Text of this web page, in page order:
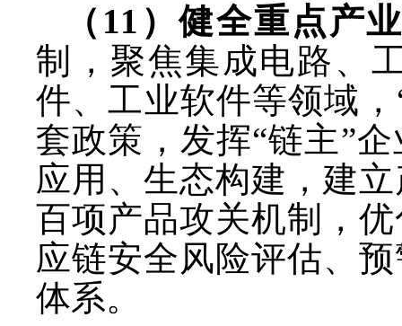
（ 11）健全重点产
制，聚焦集成电路、
件、工业软件等领域，
套政策，发挥“链主”
应用、生态构建，建
百项产品攻关机制，
应链安全风险评估、
体系。